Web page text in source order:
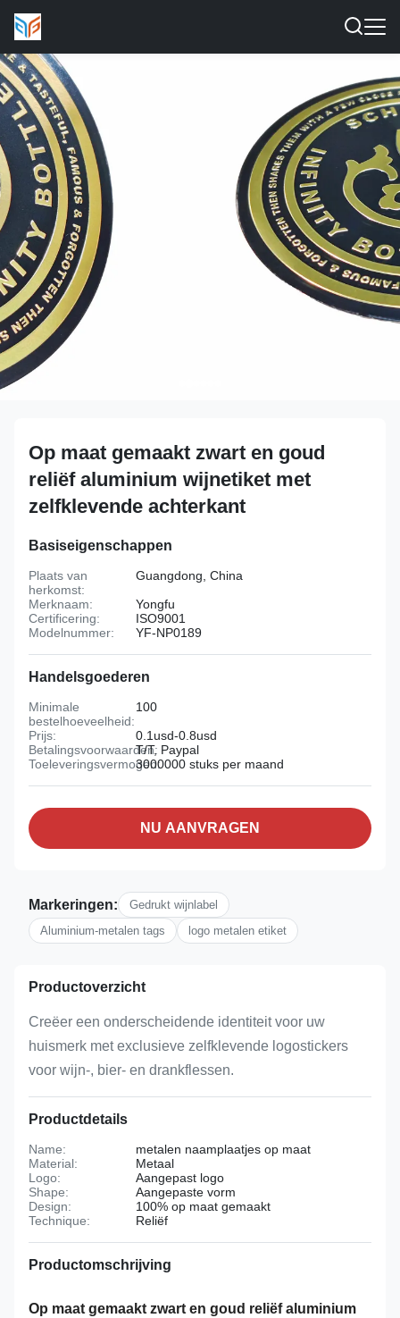
Op maat gemaakt zwart en goud
reliëf aluminium wijnetiket met
zelfklevende achterkant
Basiseigenschappen
Plaats van
herkomst:
Guangdong, China
Merknaam:
Yongfu
Certificering:
ISO9001
Modelnummer:
YF-NP0189
Handelsgoederen
Minimale
bestelhoeveelheid:
100
Prijs:
0.1usd-0.8usd
Betalingsvoorwaarden:T/T, Paypal
Toeleveringsvermogen:3000000 stuks per maand
NU AANVRAGEN
Markeringen:
Gedrukt wijnlabel
Aluminium-metalen tags
logo metalen etiket
Productoverzicht
Creëer een onderscheidende identiteit voor uw
huismerk met exclusieve zelfklevende logostickers
voor wijn-, bier- en drankflessen.
Productdetails
Name:
metalen naamplaatjes op maat
Material:
Metaal
Logo:
Aangepast logo
Shape:
Aangepaste vorm
Design:
100% op maat gemaakt
Technique:
Reliëf
Productomschrijving
Op maat gemaakt zwart en goud reliëf aluminium